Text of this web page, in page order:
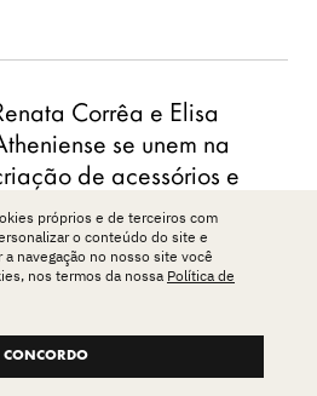
Corrêa e Elisa
se unem na
de acessórios e
itens de décor
próprios e de terceiros com
o conteúdo do site e
navegação no nosso site você
nos termos da nossa Política de
CONCORDO